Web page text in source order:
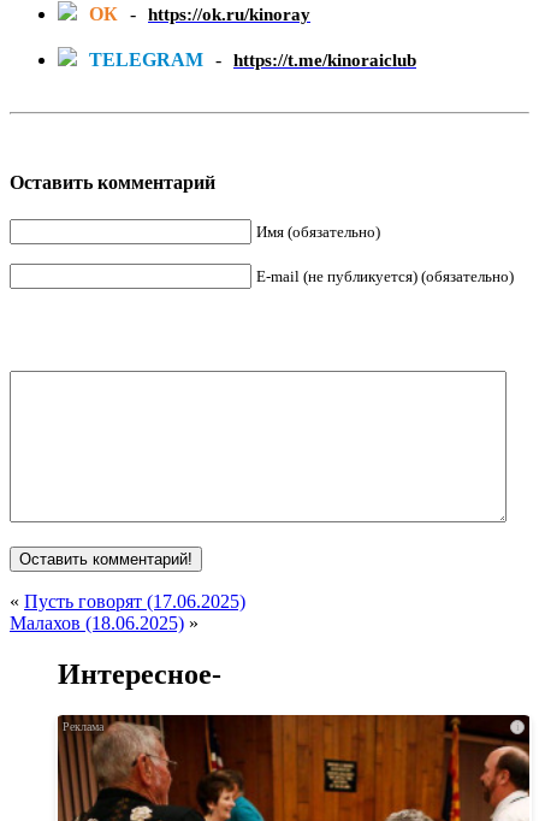
ОК - https://ok.ru/kinoray
TELEGRAM - https://t.me/kinoraiclub
Оставить комментарий
Имя (обязательно)
E-mail (не публикуется) (обязательно)
« Пусть говорят (17.06.2025)
Малахов (18.06.2025) »
Интересное-
i